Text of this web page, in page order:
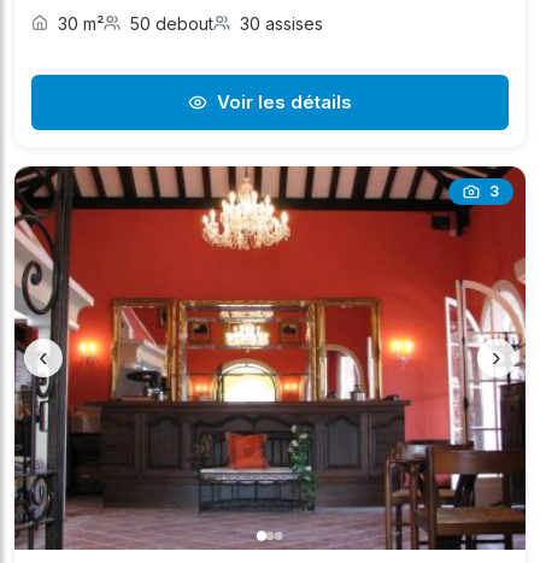
30 m² 50 debout 30 assises
Voir les détails
3
‹ ›